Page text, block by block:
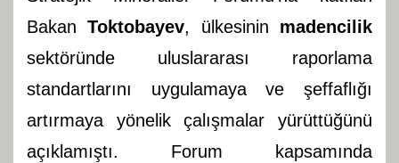
BakanToktobayev, ülkesinin madencilik
sektöründe uluslararası raporlama
standartlarını uygulamaya ve şeffaflığı
artırmaya yönelik çalışmalar yürüttüğünü
açıklamıştı. Forum kapsamında